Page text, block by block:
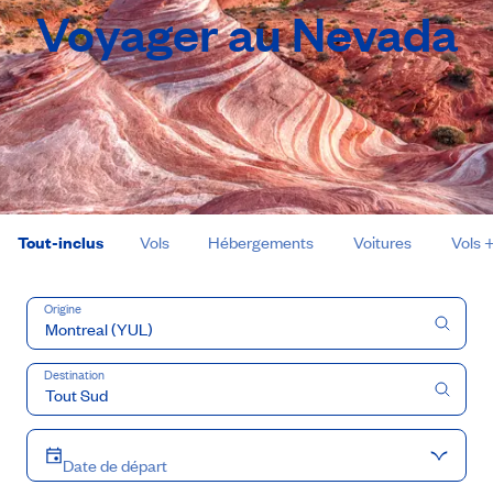
Voyager au Nevada
Tout-inclus Vols Hébergements Voitures Vols
Origine
Destination
Date de départ